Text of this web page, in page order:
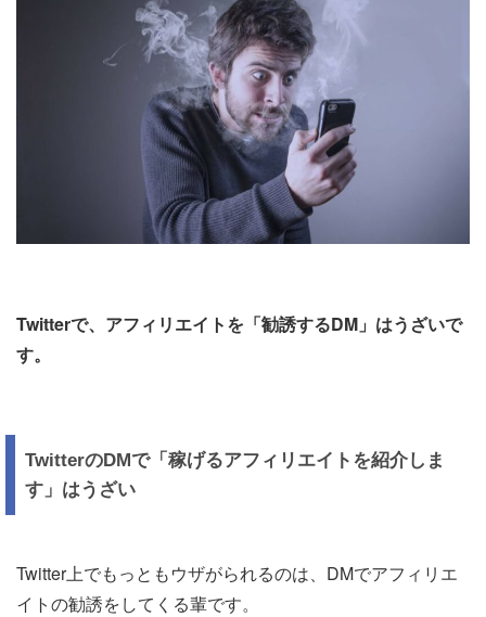
Twitterで、アフィリエイトを「勧誘するDM」はうざいで
す。
TwitterのDMで「稼げるアフィリエイトを紹介しま
す」はうざい
Twitter上でもっともウザがられるのは、DMでアフィリエ
イトの勧誘をしてくる輩です。